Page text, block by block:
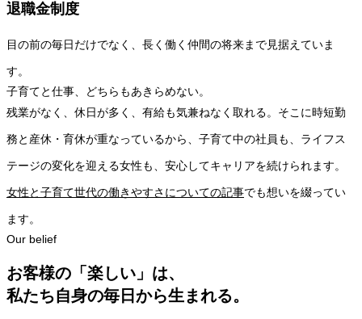
退職金制度
目の前の毎日だけでなく、長く働く仲間の将来まで見据えていま
す。
子育てと仕事、どちらもあきらめない。
残業がなく、休日が多く、有給も気兼ねなく取れる。そこに時短勤
務と産休・育休が重なっているから、子育て中の社員も、ライフス
テージの変化を迎える女性も、安心してキャリアを続けられます。
女性と子育て世代の働きやすさについての記事でも想いを綴ってい
ます。
Our belief
お客様の「楽しい」は、
私たち自身の毎日から生まれる。